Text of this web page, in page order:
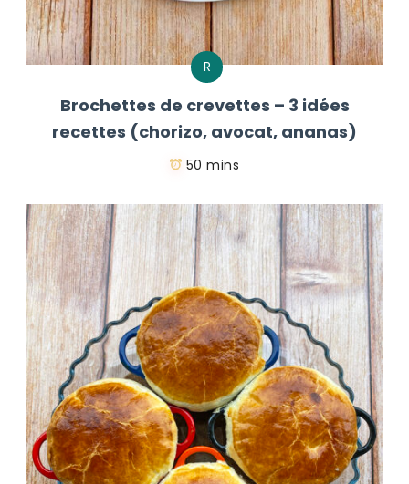
R
Brochettes de crevettes – 3 idées
recettes (chorizo, avocat, ananas)
50 mins